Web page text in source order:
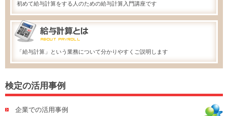
初めて給与計算をする人のための給与計算入門講座です
「給与計算」という業務について分かりやすくご説明します
検定の活用事例
企業での活用事例